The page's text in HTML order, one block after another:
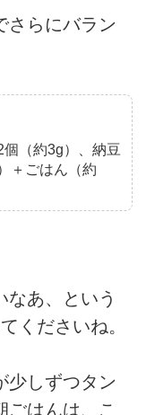
さらにバラン
個（約3g）、納豆
＋ごはん（約
なあ、という
くださいね。
少しずつタン
ごはんは、こ